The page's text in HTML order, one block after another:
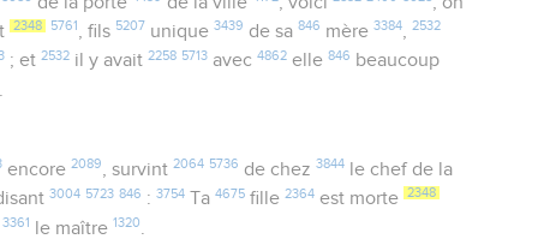
2348 5761 , fils 5207 unique3439 de sa846 mère3384,2532
; et2532 il y avait2258 5713 avec4862 elle846 beaucoup
encore 2089, survint 2064 5736 de chez 3844le chef de la
3004 5723 846 :3754 Ta4675 fille2364 est morte 2348
3361 le maître 1320